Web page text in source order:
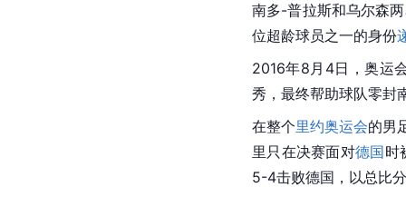
南多-普拉斯和乌尔森
位超龄球员之一的身份
2016年8月4日，奥运
秀，最终帮助球队零封
在整个里约奥运会的男
里只在决赛面对德国时
5-4击败德国，以总比